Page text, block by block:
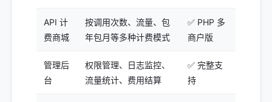
API 计
费商城
按调用次数、流量、包
年包月等多种计费模式
✅ PHP 多
商户版
管理后
台
权限管理、日志监控、
流量统计、费用结算
✅ 完整支
持